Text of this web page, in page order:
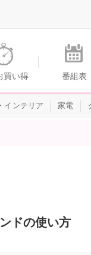
ャンネル
買い得 番組表
インテリア 家電
ドの使い方